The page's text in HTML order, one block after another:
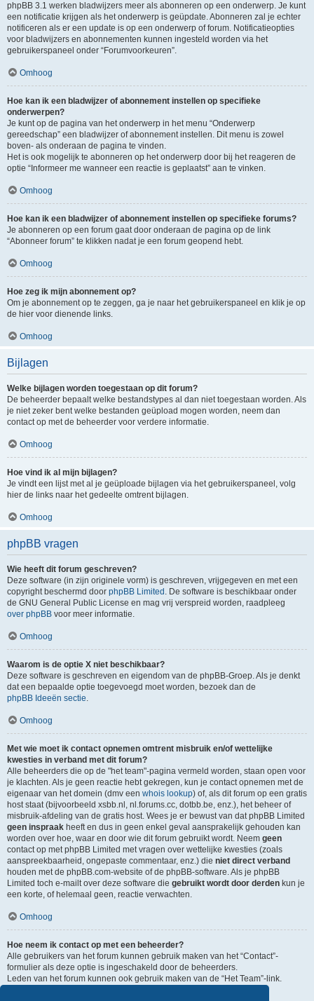
phpBB 3.1 werken bladwijzers meer als abonneren op een onderwerp. Je kunt
een notificatie krijgen als het onderwerp is geüpdate. Abonneren zal je echter
notificeren als er een update is op een onderwerp of forum. Notificatieopties
voor bladwijzers en abonnementen kunnen ingesteld worden via het
gebruikerspaneel onder “Forumvoorkeuren”.
Omhoog
Hoe kan ik een bladwijzer of abonnement instellen op specifieke
onderwerpen?
Je kunt op de pagina van het onderwerp in het menu “Onderwerp
gereedschap” een bladwijzer of abonnement instellen. Dit menu is zowel
boven- als onderaan de pagina te vinden.
Het is ook mogelijk te abonneren op het onderwerp door bij het reageren de
optie “Informeer me wanneer een reactie is geplaatst” aan te vinken.
Omhoog
Hoe kan ik een bladwijzer of abonnement instellen op specifieke forums?
Je abonneren op een forum gaat door onderaan de pagina op de link
“Abonneer forum” te klikken nadat je een forum geopend hebt.
Omhoog
Hoe zeg ik mijn abonnement op?
Om je abonnement op te zeggen, ga je naar het gebruikerspaneel en klik je op
de hier voor dienende links.
Omhoog
Bijlagen
Welke bijlagen worden toegestaan op dit forum?
De beheerder bepaalt welke bestandstypes al dan niet toegestaan worden. Als
je niet zeker bent welke bestanden geüpload mogen worden, neem dan
contact op met de beheerder voor verdere informatie.
Omhoog
Hoe vind ik al mijn bijlagen?
Je vindt een lijst met al je geüploade bijlagen via het gebruikerspaneel, volg
hier de links naar het gedeelte omtrent bijlagen.
Omhoog
phpBB vragen
Wie heeft dit forum geschreven?
Deze software (in zijn originele vorm) is geschreven, vrijgegeven en met een
copyright beschermd door phpBB Limited . De software is beschikbaar onder
de GNU General Public License en mag vrij verspreid worden, raadpleeg
over phpBB voor meer informatie.
Omhoog
Waarom is de optie X niet beschikbaar?
Deze software is geschreven en eigendom van de phpBB-Groep. Als je denkt
dat een bepaalde optie toegevoegd moet worden, bezoek dan de
phpBB Ideeën sectie.
Omhoog
Met wie moet ik contact opnemen omtrent misbruik en/of wettelijke
kwesties in verband met dit forum?
Alle beheerders die op de "het team"-pagina vermeld worden, staan open voor
je klachten. Als je geen reactie hebt gekregen, kun je contact opnemen met de
eigenaar van het domein (dmv een whois lookup) of, als dit forum op een gratis
host staat (bijvoorbeeld xsbb.nl, nl.forums.cc, dotbb.be, enz.), het beheer of
misbruik-afdeling van de gratis host. Wees je er bewust van dat phpBB Limited
geen inspraak heeft en dus in geen enkel geval aansprakelijk gehouden kan
worden over hoe, waar en door wie dit forum gebruikt wordt. Neem geen
contact op met phpBB Limited met vragen over wettelijke kwesties (zoals
aanspreekbaarheid, ongepaste commentaar, enz.) die niet direct verband
houden met de phpBB.com-website of de phpBB-software. Als je phpBB
Limited toch e-mailt over deze software die gebruikt wordt door derden kun je
een korte, of helemaal geen, reactie verwachten.
Omhoog
Hoe neem ik contact op met een beheerder?
Alle gebruikers van het forum kunnen gebruik maken van het “Contact”-
formulier als deze optie is ingeschakeld door de beheerders.
Leden van het forum kunnen ook gebruik maken van de “Het Team”-link.